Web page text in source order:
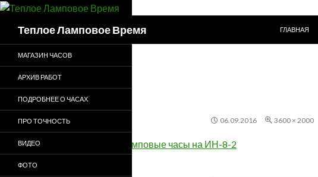
Теплое Ламповое Время
ГЛАВНАЯ
06.09.2016 3600 × 2000
МАГАЗИН ЧАСОВ
АРХИВ РАБОТ
ПОДРОБНЕЕ О ЧАСАХ
ПРО ТОЧНОСТЬ
ВИДЕО
ФОТО